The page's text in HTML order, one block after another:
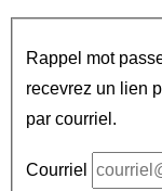
Rappel mot
recevrez un lien
par courriel.
Courriel